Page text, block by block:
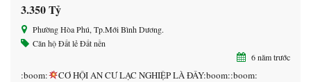
3.350 Tỷ
Phường Hòa Phú, Tp.Mới Bình Dương.
Căn hộĐất lẻĐất nền
6 năm trước
:boom:
CƠ HỘI AN CƯ LẠC NGHIỆP LÀ ĐÂY:boom::boom: